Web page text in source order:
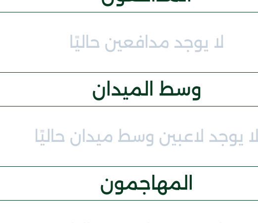
لا يوجد مدافعين حاليًا
وسط الميدان
يوجد لاعبين وسط ميدان حاليًا
المهاجمون